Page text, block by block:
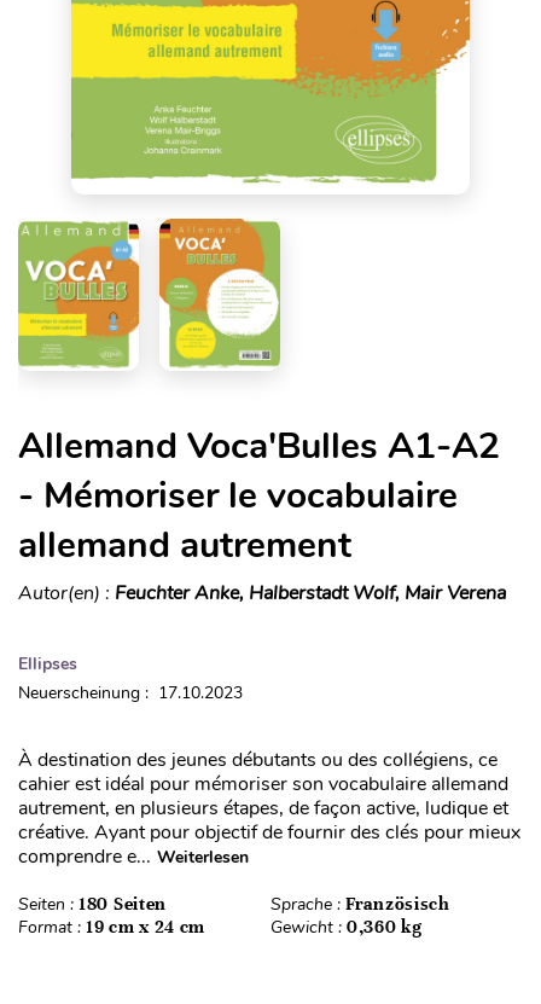
Allemand Voca'Bulles A1-A2
- Mémoriser le vocabulaire
allemand autrement
Autor(en) : Feuchter Anke, Halberstadt Wolf, Mair Verena
Ellipses
Neuerscheinung : 17.10.2023
À destination des jeunes débutants ou des collégiens, ce
cahier est idéal pour mémoriser son vocabulaire allemand
autrement, en plusieurs étapes, de façon active, ludique et
créative. Ayant pour objectif de fournir des clés pour mieux
comprendre e... Weiterlesen
Seiten : 180 Seiten Sprache : Französisch
Format : 19 cm x 24 cm Gewicht : 0,360 kg